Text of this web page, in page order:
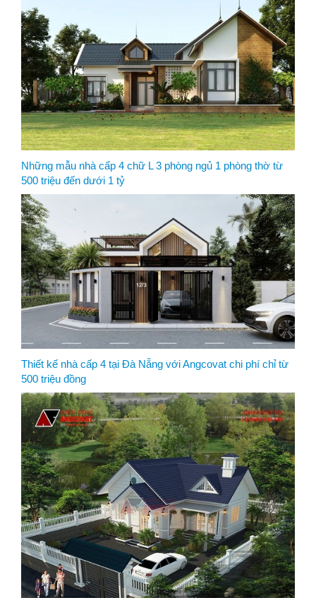
Những mẫu nhà cấp 4 chữ L 3 phòng ngủ 1 phòng thờ từ
500 triệu đến dưới 1 tỷ
Thiết kế nhà cấp 4 tại Đà Nẵng với Angcovat chi phí chỉ từ
500 triệu đồng